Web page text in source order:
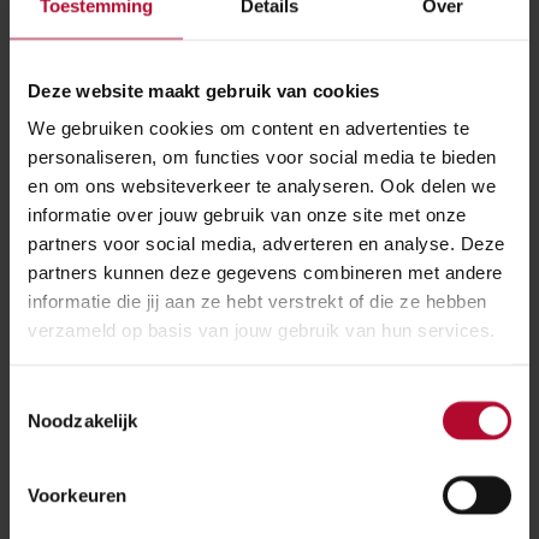
Toestemming Details Over
Deze website maakt gebruik van cookies
We gebruiken cookies om content en advertenties te
personaliseren, om functies voor social media te bieden
en om ons websiteverkeer te analyseren. Ook delen we
informatie over jouw gebruik van onze site met onze
partners voor social media, adverteren en analyse. Deze
partners kunnen deze gegevens combineren met andere
informatie die jij aan ze hebt verstrekt of die ze hebben
verzameld op basis van jouw gebruik van hun services.
Noodzakelijk
Voorkeuren
Meer nieuws
BIJGEWERKT